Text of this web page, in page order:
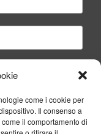
come i cookie per
Il consenso a
il comportamento di